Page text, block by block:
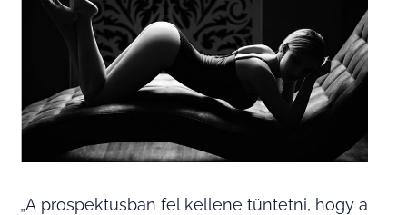
„A prospektusban fel kellene tüntetni, hogy a